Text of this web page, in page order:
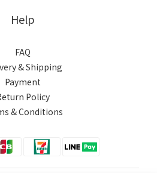
Help
FAQ
& Shipping
Payment
Policy
& Conditions